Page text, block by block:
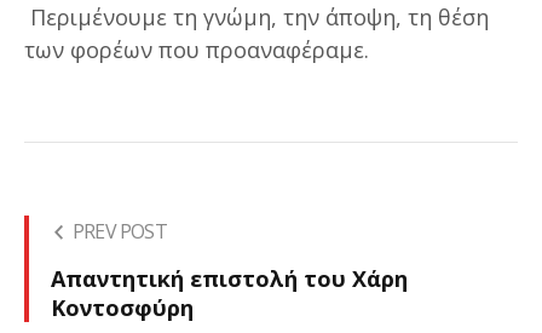
Περιμένουμε τη γνώμη, την άποψη, τη θέση
των φορέων που προαναφέραμε.
PREV POST
Απαντητική επιστολή του Χάρη
Κοντοσφύρη